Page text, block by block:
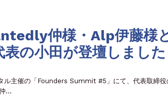
仲様・Alp伊藤様
の小田が登壇しました
ル主催の「Founders Summit #5」にて、代表取締役
…